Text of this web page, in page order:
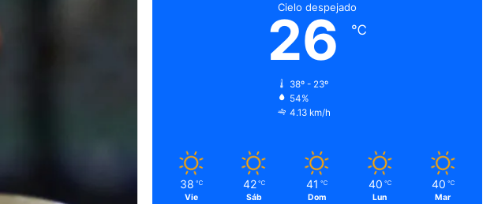
Cielo despejado
26 ℃
38º - 23º
54%
4.13 km/h
38 ℃
Vie
42 ℃
Sáb
41 ℃
Dom
40 ℃
Lun
40 ℃
Mar